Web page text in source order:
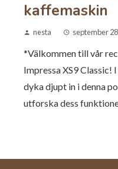
kaffemaskin
nesta september
*Välkommen till vår
Impressa XS9
dyka djupt in i denna
utforska dess